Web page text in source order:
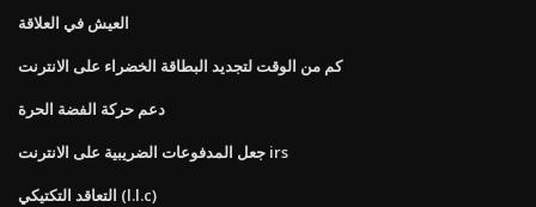
العيش في العلاقة
كم من الوقت لتجديد البطاقة الخضراء على الانترنت
دعم حركة الفضة الحرة
جعل المدفوعات الضريبية على الانترنت irs
التعاقد التكتيكي (l.l.c)